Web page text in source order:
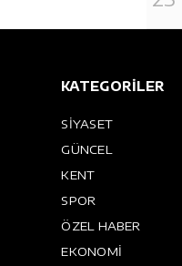
KATEGORİLER
SİYASET
GÜNCEL
KENT
SPOR
ÖZEL HABER
EKONOMİ